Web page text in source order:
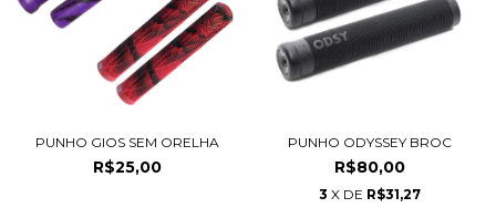
PUNHO GIOS SEM ORELHA
R$25,00
PUNHO ODYSSEY BROC
R$80,00
3 X DE R$31,27